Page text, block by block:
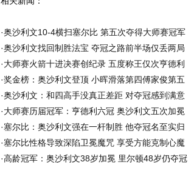
·奥沙利文10-4横扫塞尔比 第五次夺得大师赛冠军
·奥沙利文找回制胜法宝 夺冠之路前半场仅丢两局
·大师赛火箭十进决赛创纪录 五度称王仅次亨德利
·奖金榜：奥沙利文登顶 小晖滑落第四傅家俊第五
·奥沙利文：和四高手没真正差距 对夺冠感到满意
·大师赛历届冠军：亨德利六冠 奥沙利文五次加冕
·塞尔比：奥沙利文强在一杆制胜 他夺冠名至实归
·塞尔比性格导致深陷卫冕魔咒 享受方能克制心魔
·高龄冠军：奥沙利文38岁加冕 里尔顿48岁仍夺冠